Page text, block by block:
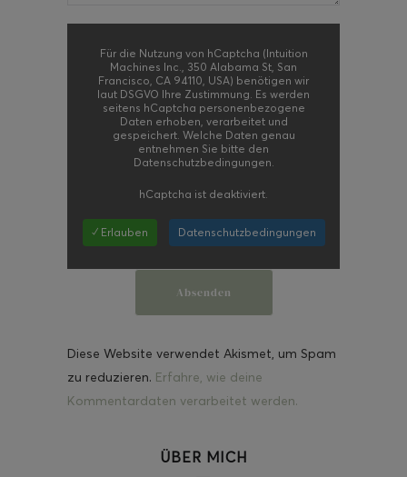
Für die Nutzung von hCaptcha (Intuition
Machines Inc., 350 Alabama St, San
Francisco, CA 94110, USA) benötigen wir
laut DSGVO Ihre Zustimmung. Es werden
seitens hCaptcha personenbezogene
Daten erhoben, verarbeitet und
gespeichert. Welche Daten genau
entnehmen Sie bitte den
Datenschutzbedingungen.
hCaptcha ist deaktiviert.
✓ Erlauben Datenschutzbedingungen
Diese Website verwendet Akismet, um Spam
zu reduzieren. Erfahre, wie deine
Kommentardaten verarbeitet werden.
ÜBER MICH